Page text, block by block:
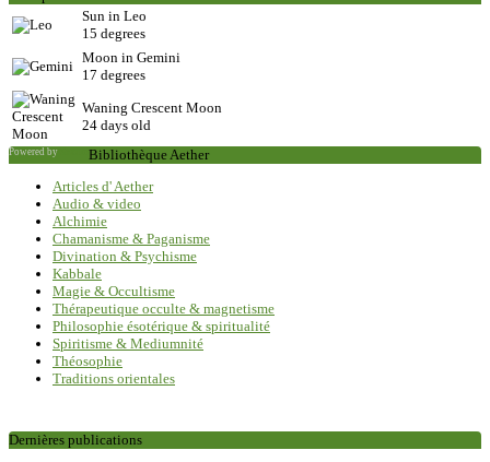
Sun in Leo
15 degrees
Moon in Gemini
17 degrees
Waning Crescent Moon
24 days old
Powered by
Bibliothèque Aether
Articles d' Aether
Audio & video
Alchimie
Chamanisme & Paganisme
Divination & Psychisme
Kabbale
Magie & Occultisme
Thérapeutique occulte & magnetisme
Philosophie ésotérique & spiritualité
Spiritisme & Mediumnité
Théosophie
Traditions orientales
Dernières publications